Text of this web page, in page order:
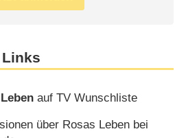
auf TV Wunschliste
über Rosas Leben bei